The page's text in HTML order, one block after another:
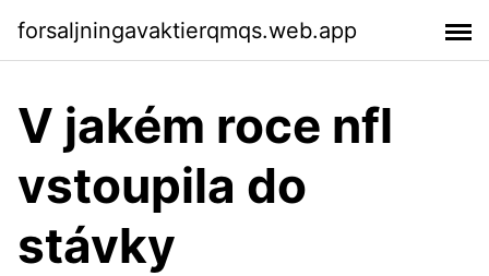
forsaljningavaktierqmqs.web.app
V jakém roce nfl
vstoupila do
stávky